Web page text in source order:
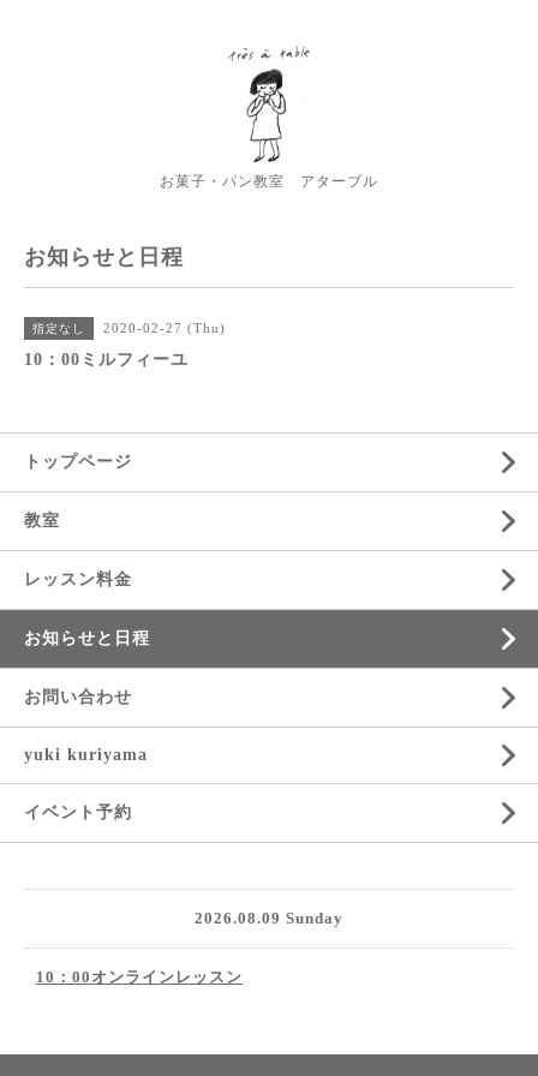
お菓子・パン教室 アターブル
お知らせと日程
指定なし 2020-02-27 (Thu)
10：00ミルフィーユ
トップページ
教室
レッスン料金
お知らせと日程
お問い合わせ
yuki kuriyama
イベント予約
2026.08.09 Sunday
10：00オンラインレッスン